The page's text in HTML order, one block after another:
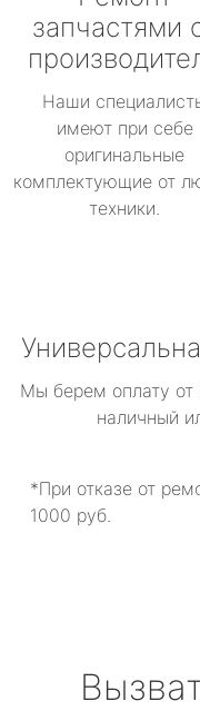
запчастями
Наши
имеют при себе
оригинальные
комплектующие от
техники.
Мы берем оплату
наличный
*При отказе от
1000 руб.